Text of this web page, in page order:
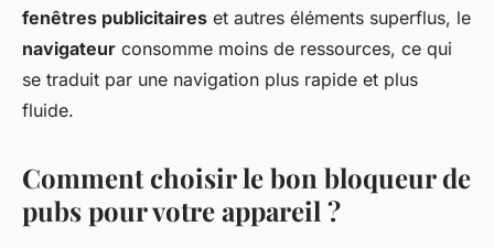
fenêtres publicitaires et autres éléments superflus, le
navigateur consomme moins de ressources, ce qui
se traduit par une navigation plus rapide et plus
fluide.
Comment choisir le bon bloqueur de
pubs pour votre appareil ?